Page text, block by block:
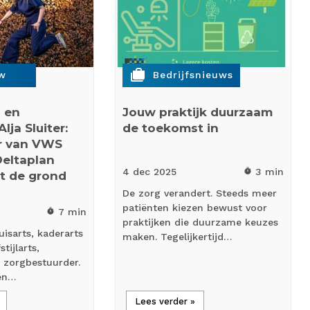
en
Sluiter:
van VWS
de grond
timer 7 min
kaderarts
cases Bedrijfsnieuws
Jouw praktijk duurzaam
de toekomst in
4 dec 2025 timer 3 min
De zorg verandert. Steeds meer
patiënten kiezen bewust voor
praktijken die duurzame keuzes
maken. Tegelijkertijd…
Lees verder »